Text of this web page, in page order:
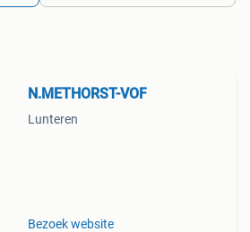
N.METHORST-VOF
Lunteren
Bezoek website